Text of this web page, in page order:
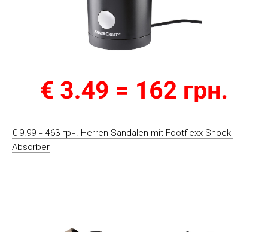
€ 9.99 = 463 грн. Herren Sandalen mit Footflexx-Shock-
Absorber